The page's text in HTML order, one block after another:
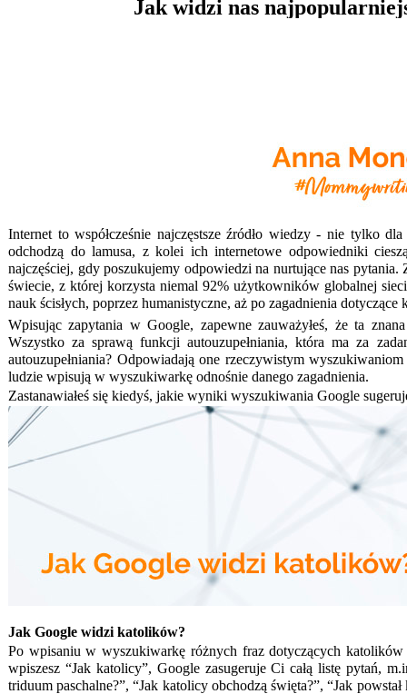
Jak widzi nas
Internet to współcześnie najczęstsze źródło wiedzy - nie tylko
odchodzą do lamusa, z kolei ich internetowe odpowiedniki
najczęściej, gdy poszukujemy odpowiedzi na nurtujące nas
świecie, z której korzysta niemal 92% użytkowników globalnej
nauk ścisłych, poprzez humanistyczne, aż po zagadnienia
Wpisując zapytania w Google, zapewne zauważyłeś, że ta
Wszystko za sprawą funkcji autouzupełniania, która ma za
autouzupełniania? Odpowiadają one rzeczywistym
ludzie wpisują w wyszukiwarkę odnośnie danego zagadnienia.
Zastanawiałeś się kiedyś, jakie wyniki wyszukiwania Google
Jak Google widzi katolików?
Po wpisaniu w wyszukiwarkę różnych fraz dotyczących
wpiszesz “Jak katolicy”, Google zasugeruje Ci całą listę pytań,
triduum paschalne?”, “Jak katolicy obchodzą święta?”, “Jak